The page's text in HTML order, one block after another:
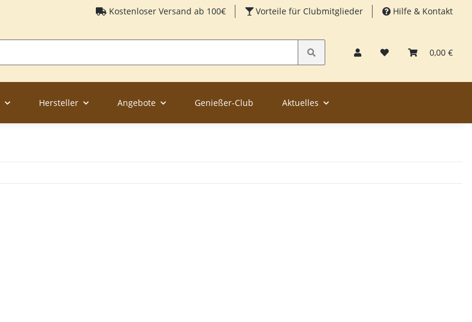
Kostenloser Versand ab 100€ Vorteile für Clubmitglieder Hilfe & Kontakt
0,00 €
Hersteller Angebote Genießer-Club Aktuelles